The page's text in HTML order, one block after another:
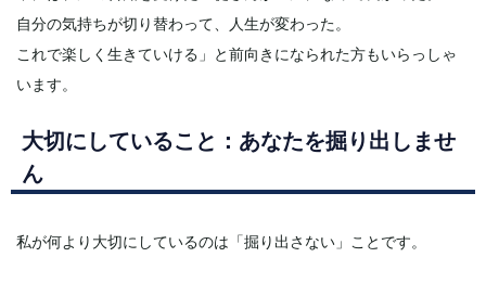
自分の気持ちが切り替わって、人生が変わった。
これで楽しく生きていける」と前向きになられた方もいらっしゃ
います。
大切にしていること：あなたを掘り出しませ
ん
私が何より大切にしているのは「掘り出さない」ことです。